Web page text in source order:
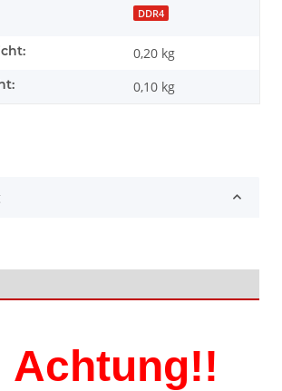
DDR4
0,20 kg
0,10 kg
Achtung!!